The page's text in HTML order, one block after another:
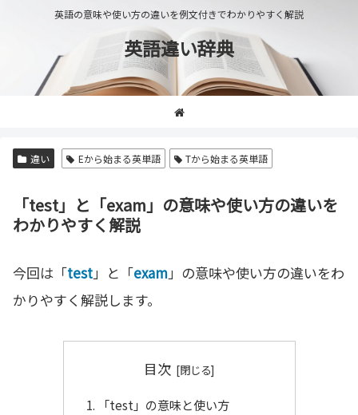
英語の意味や使い方の違いを例文付きでわかりやすく解説
英語違い辞典
違い Eから始まる英単語 Tから始まる英単語
「test」と「exam」の意味や使い方の違いを
わかりやすく解説
今回は「test」と「exam」の意味や使い方の違いをわ
かりやすく解説します。
目次
「test」の意味と使い方